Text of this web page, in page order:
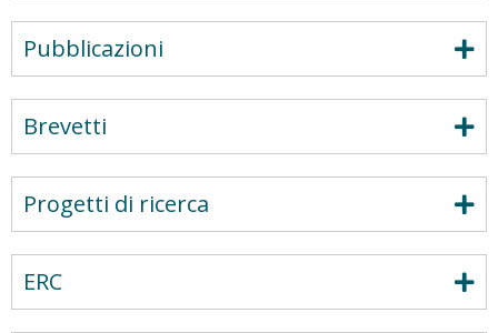
Pubblicazioni
Brevetti
Progetti di ricerca
ERC